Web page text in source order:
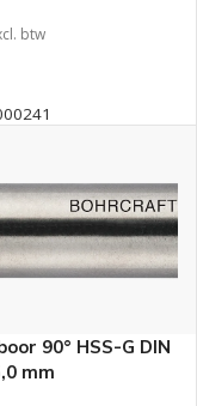
btw
90° HSS-G DIN
mm